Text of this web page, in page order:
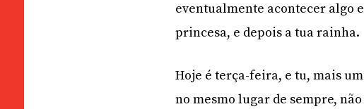
eventualmente acontecer algo
princesa, e depois a tua rainha.
Hoje é terça-feira, e tu, mais
no mesmo lugar de sempre,